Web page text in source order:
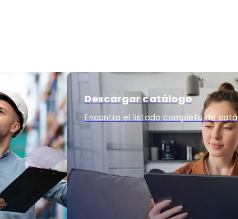
Descargar catálogo
Encontra el listado completo de